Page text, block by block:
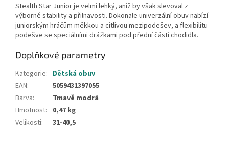
Stealth Star Junior je velmi lehký, aniž by však slevoval z
výborné stability a přilnavosti. Dokonale univerzální obuv nabízí
juniorským hráčům měkkou a citlivou mezipodešev, a flexibilitu
podešve se speciálními drážkami pod přední částí chodidla.
Doplňkové parametry
Kategorie: Dětská obuv
EAN:
5059431397055
Barva:
Tmavě modrá
Hmotnost:
0,47 kg
Velikosti: 31-40,5